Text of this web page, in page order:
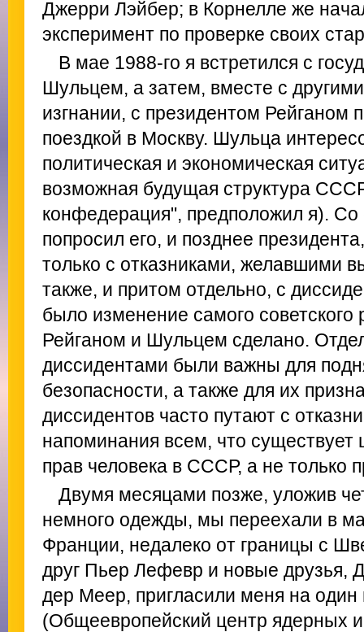
Джерри Лэйбер; в Корнелле же
эксперимент по проверке своих
В мае 1988-го я встретился с
Шульцем, а затем, вместе с
изгнании, с президентом Рейганом
поездкой в Москву. Шульца
политическая и экономическая
возможная будущая структура
конфедерация", предположил я). Со
попросил его, и позднее
только с отказниками, желавшими
также, и притом отдельно, с
было изменение самого
Рейганом и Шульцем сделано.
диссидентами были важны для
безопасности, а также для их
диссидентов часто путают с
напоминания всем, что существует
прав человека в СССР, а не только
Двумя месяцами позже, уложив
немного одежды, мы переехали в
Франции, недалеко от границы с
друг Пьер Лефевр и новые друзья,
дер Меер, пригласили меня на
(Общеевропейский центр ядерных